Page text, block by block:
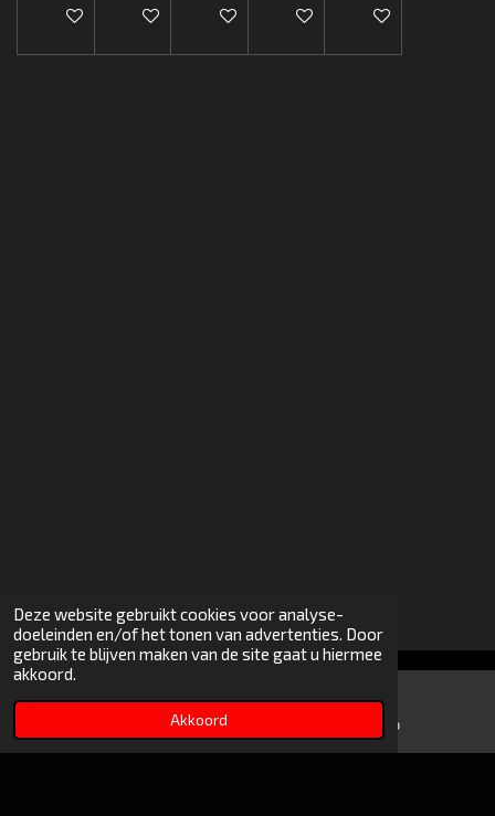
Deze website gebruikt cookies voor analyse-
doeleinden en/of het tonen van advertenties. Door
gebruik te blijven maken van de site gaat u hiermee
akkoord.
Akkoord
In winkelwagenIn winkelwagenIn winkelwagenIn winkelwagenIn winkelwagen
WhatsApp